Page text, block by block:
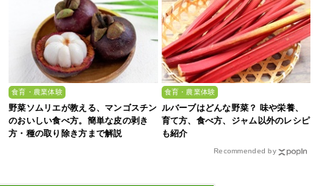
食育・農業体験
野菜ソムリエが教える、マンゴスチン
のおいしい食べ方。簡単な皮の剥き
方・種の取り除き方まで解説
食育・農業体験
ルバーブはどんな野菜？ 味や栄養、
育て方、食べ方、ジャム以外のレシピ
も紹介
Recommended by